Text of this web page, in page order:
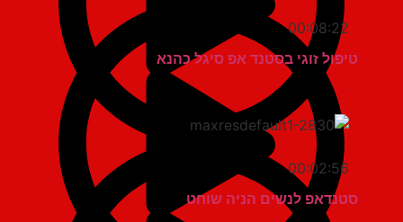
00:08:22
טיפול זוגי בסטנד אפ סיגל כהנא
00:02:56
סטנדאפ לנשים הניה שוחט